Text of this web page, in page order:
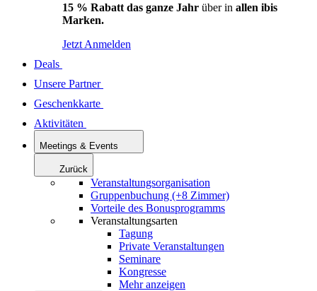
15 % Rabatt das ganze Jahr über in allen ibis
Marken.
Jetzt Anmelden
Deals
Unsere Partner
Geschenkkarte
Aktivitäten
Meetings & Events
Zurück
Veranstaltungsorganisation
Gruppenbuchung (+8 Zimmer)
Vorteile des Bonusprogramms
Veranstaltungsarten
Tagung
Private Veranstaltungen
Seminare
Kongresse
Mehr anzeigen